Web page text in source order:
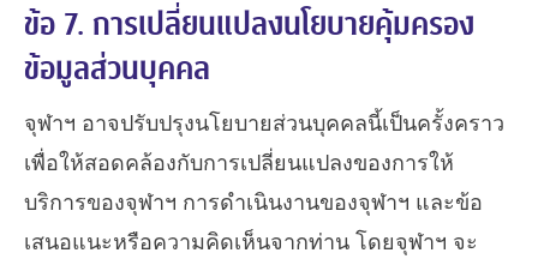
ข้อ 7. การเปลี่ยนแปลงนโยบายคุ้มครอง
ข้อมูลส่วนบุคคล
จุฬาฯ อาจปรับปรุงนโยบายส่วนบุคคลนี้เป็นครั้งคราว
เพื่อให้สอดคล้องกับการเปลี่ยนแปลงของการให้
บริการของจุฬาฯ การดำเนินงานของจุฬาฯ และข้อ
เสนอแนะหรือความคิดเห็นจากท่าน โดยจุฬาฯ จะ